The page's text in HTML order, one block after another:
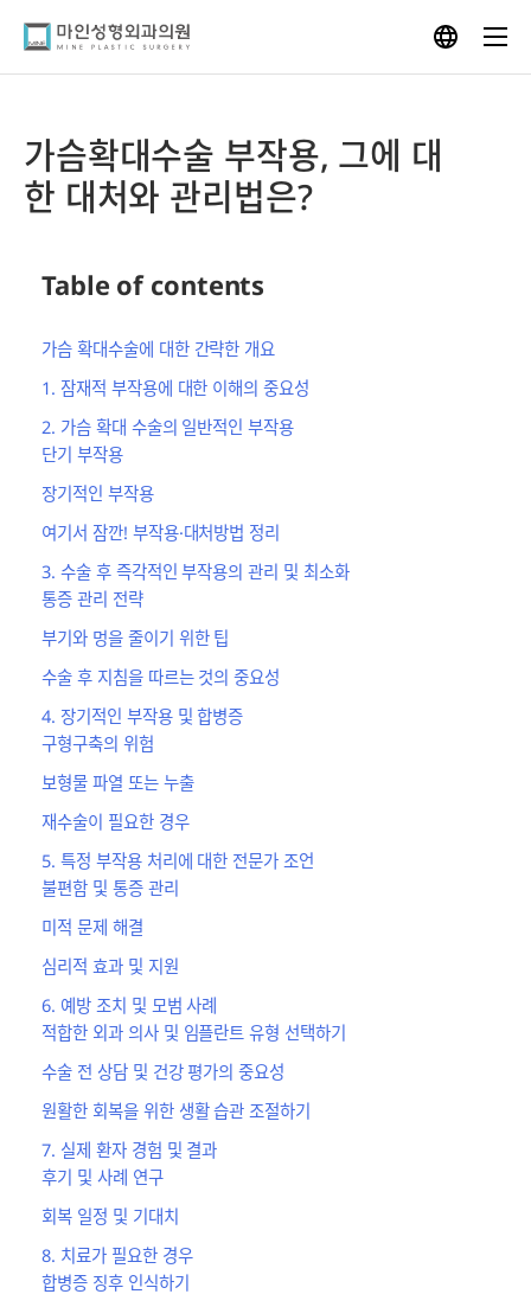
content
가슴확대수술 부작용, 그에 대
한 대처와 관리법은?
Table of contents
가슴 확대수술에 대한 간략한 개요
1. 잠재적 부작용에 대한 이해의 중요성
2. 가슴 확대 수술의 일반적인 부작용
단기 부작용
장기적인 부작용
여기서 잠깐! 부작용·대처방법 정리
3. 수술 후 즉각적인 부작용의 관리 및 최소화
통증 관리 전략
부기와 멍을 줄이기 위한 팁
수술 후 지침을 따르는 것의 중요성
4. 장기적인 부작용 및 합병증
구형구축의 위험
보형물 파열 또는 누출
재수술이 필요한 경우
5. 특정 부작용 처리에 대한 전문가 조언
불편함 및 통증 관리
미적 문제 해결
심리적 효과 및 지원
6. 예방 조치 및 모범 사례
적합한 외과 의사 및 임플란트 유형 선택하기
수술 전 상담 및 건강 평가의 중요성
원활한 회복을 위한 생활 습관 조절하기
7. 실제 환자 경험 및 결과
후기 및 사례 연구
회복 일정 및 기대치
8. 치료가 필요한 경우
합병증 징후 인식하기